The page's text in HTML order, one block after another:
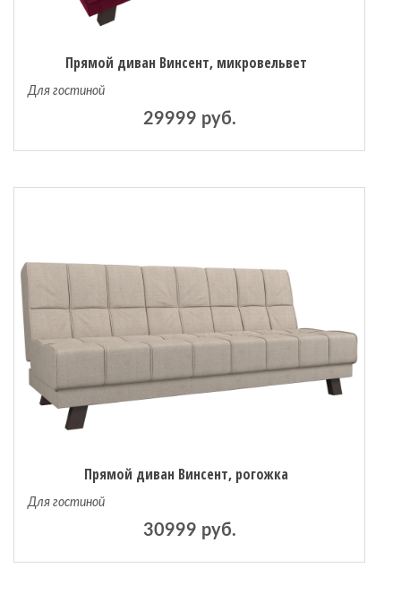
Прямой диван Винсент, микровельвет
Для гостиной
29999 руб.
Прямой диван Винсент, рогожка
Для гостиной
30999 руб.